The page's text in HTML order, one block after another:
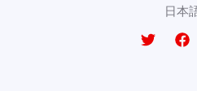
日本